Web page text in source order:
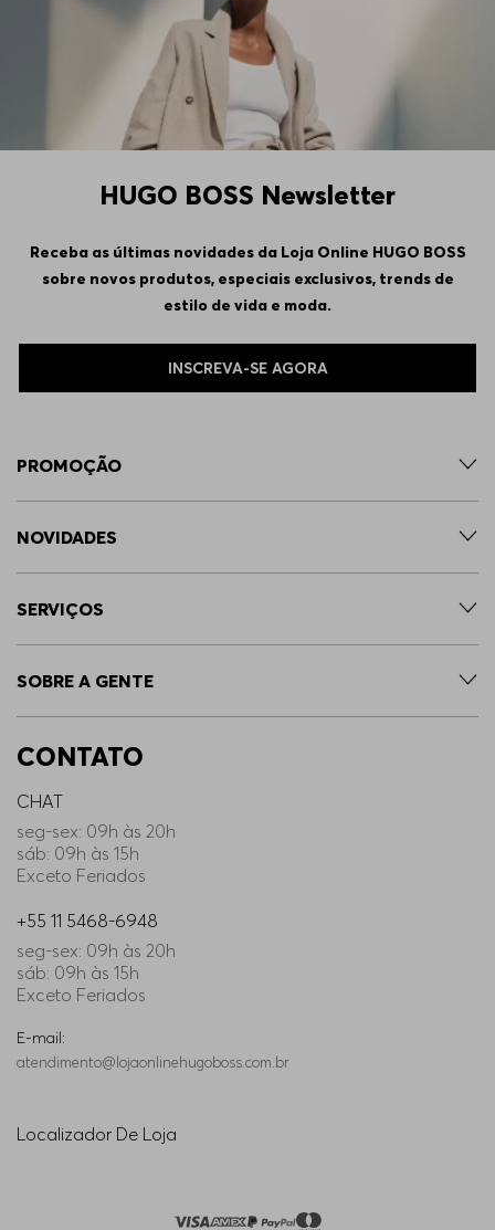
HUGO BOSS Newsletter
Receba as últimas novidades da Loja Online HUGO BOSS
sobre novos produtos, especiais exclusivos, trends de
estilo de vida e moda.
INSCREVA-SE AGORA
PROMOÇÃO
NOVIDADES
SERVIÇOS
SOBRE A GENTE
CONTATO
CHAT
seg-sex: 09h às 20h
sáb: 09h às 15h
Exceto Feriados
+55 11 5468-6948
seg-sex: 09h às 20h
sáb: 09h às 15h
Exceto Feriados
E-mail:
atendimento@lojaonlinehugoboss.com.br
Localizador De Loja